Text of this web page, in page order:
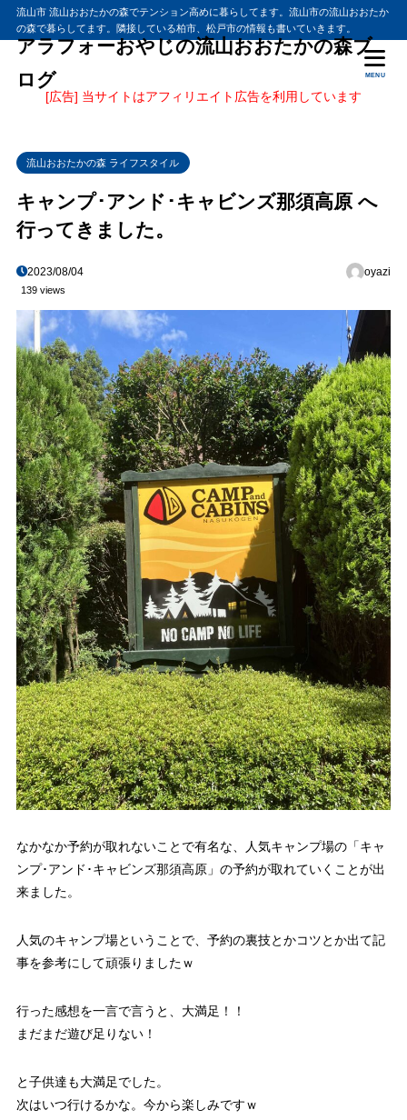
流山市 流山おおたかの森でテンション高めに暮らしてます。流山市の流山おおたか
の森で暮らしてます。隣接している柏市、松戸市の情報も書いていきます。
アラフォーおやじの流山おおたかの森ブ
ログ
MENU
[広告] 当サイトはアフィリエイト広告を利用しています
流山おおたかの森 ライフスタイル
キャンプ･アンド･キャビンズ那須高原 へ
行ってきました。
2023/08/04 oyazi
139 views
なかなか予約が取れないことで有名な、人気キャンプ場の「キャ
ンプ･アンド･キャビンズ那須高原」の予約が取れていくことが出
来ました。
人気のキャンプ場ということで、予約の裏技とかコツとか出て記
事を参考にして頑張りましたｗ
行った感想を一言で言うと、大満足！！
まだまだ遊び足りない！
と子供達も大満足でした。
次はいつ行けるかな。今から楽しみですｗ